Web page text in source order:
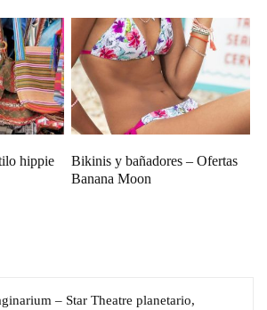
hippie
Bikinis y bañadores – Ofertas
Banana Moon
– Star Theatre planetario,